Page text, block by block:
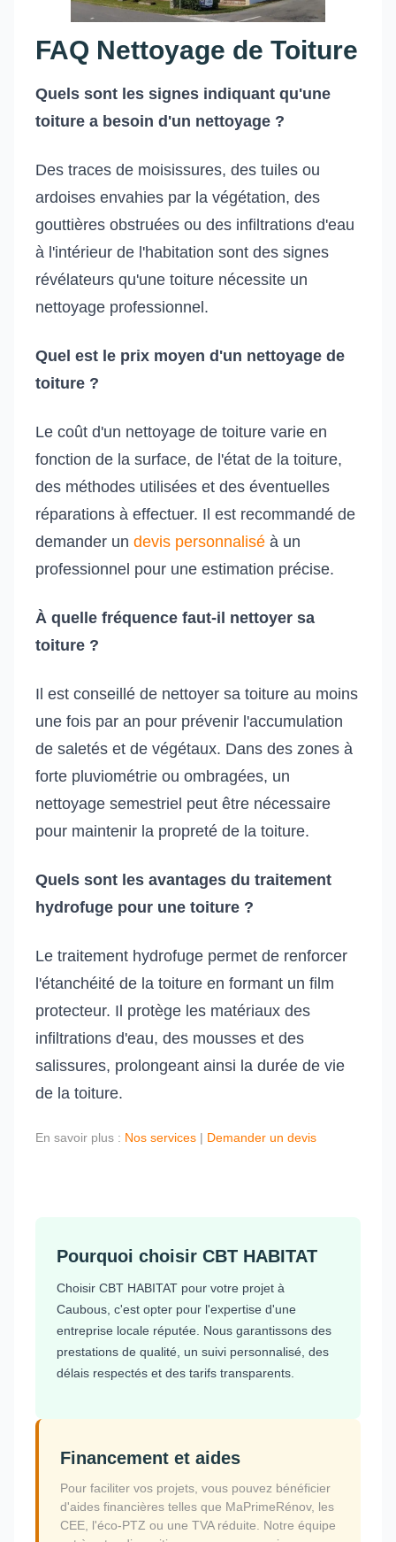
FAQ Nettoyage de Toiture
Quels sont les signes indiquant qu'une
toiture a besoin d'un nettoyage ?
Des traces de moisissures, des tuiles ou
ardoises envahies par la végétation, des
gouttières obstruées ou des infiltrations d'eau
à l'intérieur de l'habitation sont des signes
révélateurs qu'une toiture nécessite un
nettoyage professionnel.
Quel est le prix moyen d'un nettoyage de
toiture ?
Le coût d'un nettoyage de toiture varie en
fonction de la surface, de l'état de la toiture,
des méthodes utilisées et des éventuelles
réparations à effectuer. Il est recommandé de
demander un devis personnalisé à un
professionnel pour une estimation précise.
À quelle fréquence faut-il nettoyer sa
toiture ?
Il est conseillé de nettoyer sa toiture au moins
une fois par an pour prévenir l'accumulation
de saletés et de végétaux. Dans des zones à
forte pluviométrie ou ombragées, un
nettoyage semestriel peut être nécessaire
pour maintenir la propreté de la toiture.
Quels sont les avantages du traitement
hydrofuge pour une toiture ?
Le traitement hydrofuge permet de renforcer
l'étanchéité de la toiture en formant un film
protecteur. Il protège les matériaux des
infiltrations d'eau, des mousses et des
salissures, prolongeant ainsi la durée de vie
de la toiture.
En savoir plus : Nos services | Demander un devis
Pourquoi choisir CBT HABITAT
Choisir CBT HABITAT pour votre projet à
Caubous, c'est opter pour l'expertise d'une
entreprise locale réputée. Nous garantissons des
prestations de qualité, un suivi personnalisé, des
délais respectés et des tarifs transparents.
Financement et aides
Pour faciliter vos projets, vous pouvez bénéficier
d'aides financières telles que MaPrimeRénov, les
CEE, l'éco-PTZ ou une TVA réduite. Notre équipe